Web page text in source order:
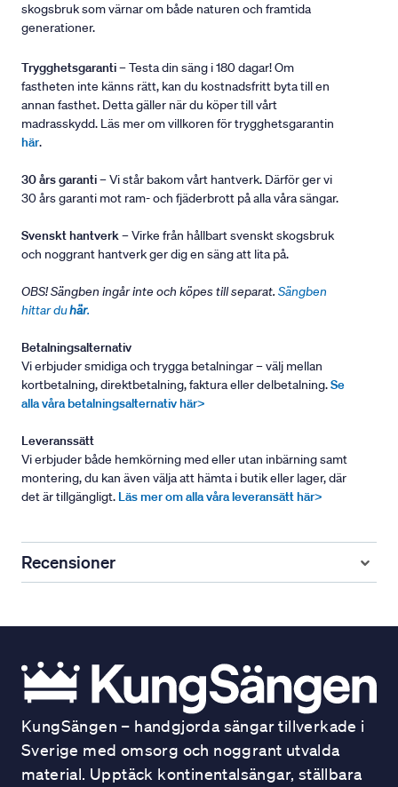
skogsbruk som värnar om både naturen och framtida
generationer.
Trygghetsgaranti– Testa din säng i 180 dagar! Om
fastheten inte känns rätt, kan du kostnadsfritt byta till en
annan fasthet. Detta gäller när du köper till vårt
madrasskydd. Läs mer om villkoren för trygghetsgarantin
här.
30 års garanti– Vi står bakom vårt hantverk. Därför ger vi
30 års garanti mot ram- och fjäderbrott på alla våra sängar.
Svenskt hantverk– Virke från hållbart svenskt skogsbruk
och noggrant hantverk ger dig en säng att lita på.
OBS! Sängben ingår inte och köpes till separat. Sängben
hittar duhär.
Betalningsalternativ
Vi erbjuder smidiga och trygga betalningar – välj mellan
kortbetalning, direktbetalning, faktura eller delbetalning.Se
alla våra betalningsalternativ här>
Leveranssätt
Vi erbjuder både hemkörning med eller utan inbärning samt
montering, du kan även välja att hämta i butik eller lager, där
det är tillgängligt. Läs mer om alla våra leveransätt här>
Recensioner
KungSängen – handgjorda sängar tillverkade i
Sverige med omsorg och noggrant utvalda
material. Upptäck kontinentalsängar, ställbara